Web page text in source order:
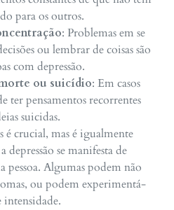
para os outros.
: Problemas em se
ou lembrar de coisas são
com depressão.
ou suicídio: Em casos
ter pensamentos recorrentes
suicidas.
é crucial, mas é igualmente
se manifesta de
pessoa. Algumas podem não
ou podem experimentá-
intensidade.